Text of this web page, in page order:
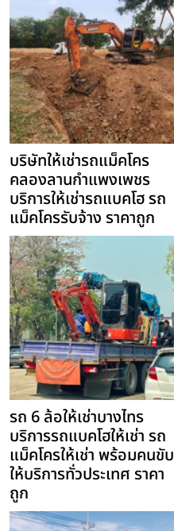
บริษัทให้เช่ารถแม็คโคร
คลองลานกำแพงเพชร
บริการให้เช่ารถแบคโฮ รถ
แม็คโครรับจ้าง ราคาถูก
รถ 6 ล้อให้เช่าบางไทร
บริการรถแบคโฮให้เช่า รถ
แม็คโครให้เช่า พร้อมคนขับ
ให้บริการทั่วประเทศ ราคา
ถูก